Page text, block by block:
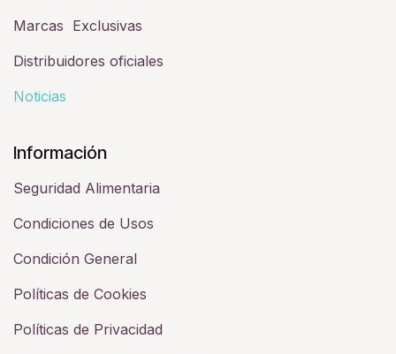
Marcas Exclusivas
Distribuidores oficiales
Noticias
Información
Seguridad Alimentaria
Condiciones de Usos
Condición General
Políticas de Cookies
Políticas de Privacidad